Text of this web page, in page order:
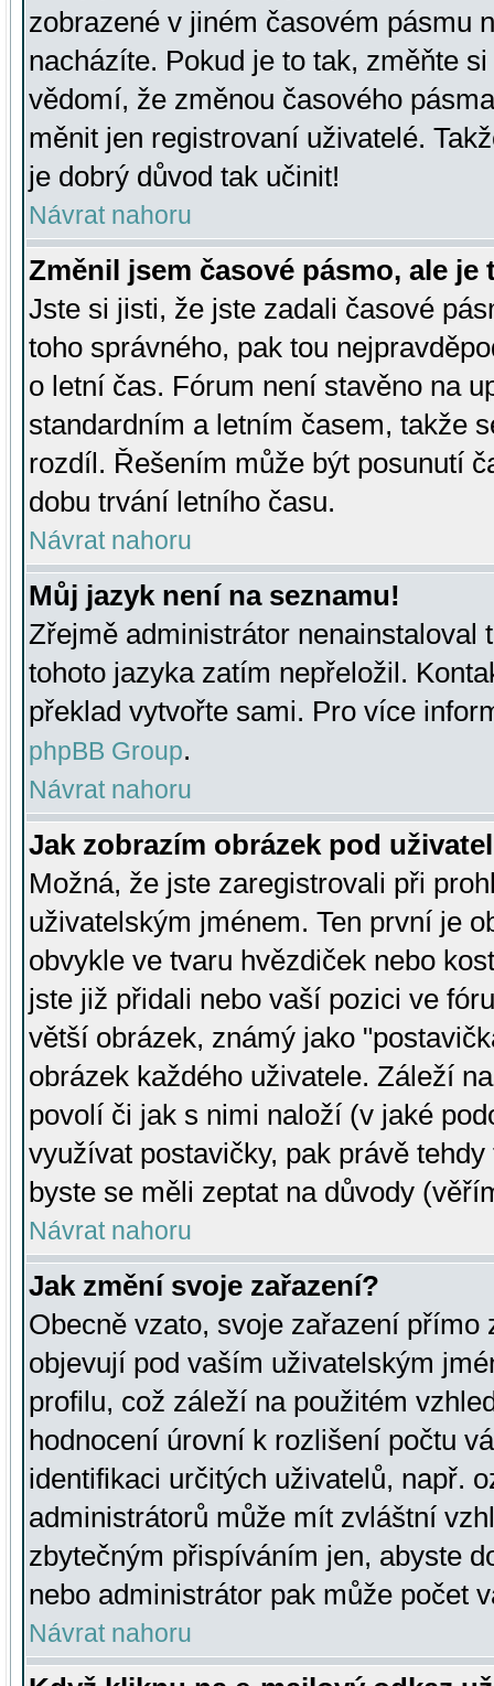
zobrazené v jiném časovém pásmu
nacházíte. Pokud je to tak, změňte
vědomí, že změnou časového
měnit jen registrovaní uživatelé.
je dobrý důvod tak učinit!
Návrat nahoru
Změnil jsem časové pásmo, ale je
Jste si jisti, že jste zadali časové
toho správného, pak tou
o letní čas. Fórum není stavěno na
standardním a letním časem, takže
rozdíl. Řešením může být posunutí
dobu trvání letního času.
Návrat nahoru
Můj jazyk není na seznamu!
Zřejmě administrátor nenainstaloval
tohoto jazyka zatím nepřeložil.
překlad vytvořte sami. Pro více
phpBB Group.
Návrat nahoru
Jak zobrazím obrázek pod
Možná, že jste zaregistrovali při
uživatelským jménem. Ten první je
obvykle ve tvaru hvězdiček nebo
jste již přidali nebo vaší pozici ve
větší obrázek, známý jako
obrázek každého uživatele. Záleží
povolí či jak s nimi naloží (v jaké
využívat postavičky, pak právě
byste se měli zeptat na důvody
Návrat nahoru
Jak změní svoje zařazení?
Obecně vzato, svoje zařazení přímo
objevují pod vaším uživatelským
profilu, což záleží na použitém
hodnocení úrovní k rozlišení počtu
identifikaci určitých uživatelů, např.
administrátorů může mít zvláštní
zbytečným přispíváním jen, abyste
nebo administrátor pak může počet
Návrat nahoru